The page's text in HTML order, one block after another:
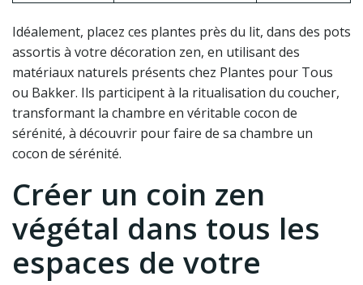
Idéalement, placez ces plantes près du lit, dans des pots
assortis à votre décoration zen, en utilisant des
matériaux naturels présents chez Plantes pour Tous
ou Bakker. Ils participent à la ritualisation du coucher,
transformant la chambre en véritable cocon de
sérénité, à découvrir pour faire de sa chambre un
cocon de sérénité.
Créer un coin zen
végétal dans tous les
espaces de votre